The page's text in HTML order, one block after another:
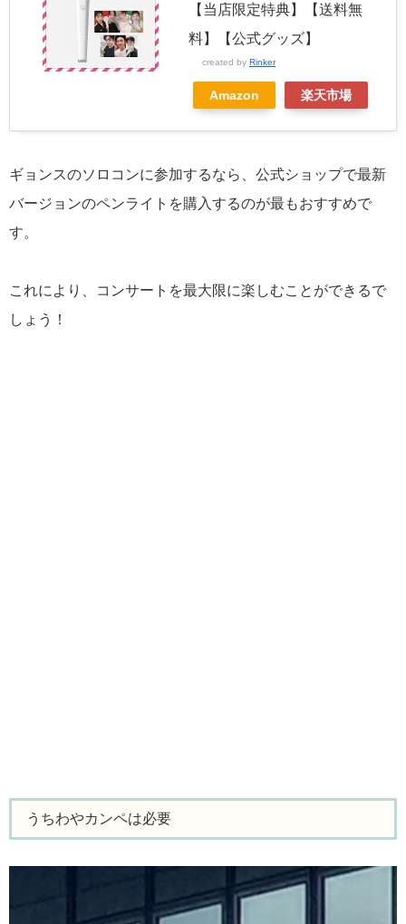
【当店限定特典】【送料無
料】【公式グッズ】
created by Rinker
Amazon 楽天市場
ギョンスのソロコンに参加するなら、公式ショップで最新
バージョンのペンライトを購入するのが最もおすすめで
す。
これにより、コンサートを最大限に楽しむことができるで
しょう！
うちわやカンペは必要